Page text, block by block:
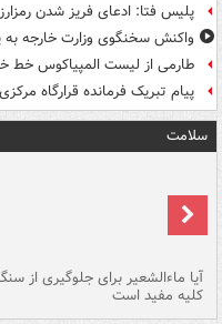
پلیس فتا: ادعای فریز شدن
واکنش سخنگوی وزارت خارجه به
طارمی از لیست المپیاکوس خط
پیام تبریک فرمانده قرارگاه
سلامت
آیا ماءالشعیر برای جلوگیری از
کلیه مفید است